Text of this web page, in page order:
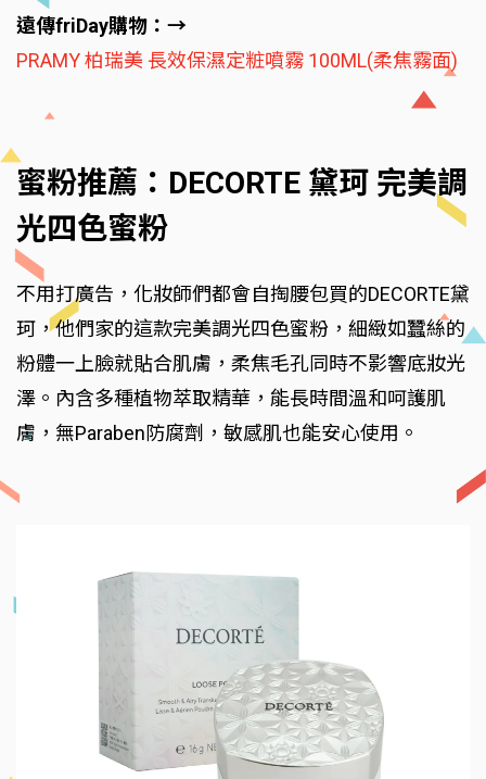
遠傳friDay購物：→
PRAMY 柏瑞美 長效保濕定粧噴霧 100ML(柔焦霧面)
蜜粉推薦：DECORTE 黛珂 完美調
光四色蜜粉
不用打廣告，化妝師們都會自掏腰包買的DECORTE黛
珂，他們家的這款完美調光四色蜜粉，細緻如蠶絲的
粉體一上臉就貼合肌膚，柔焦毛孔同時不影響底妝光
澤。內含多種植物萃取精華，能長時間溫和呵護肌
膚，無Paraben防腐劑，敏感肌也能安心使用。